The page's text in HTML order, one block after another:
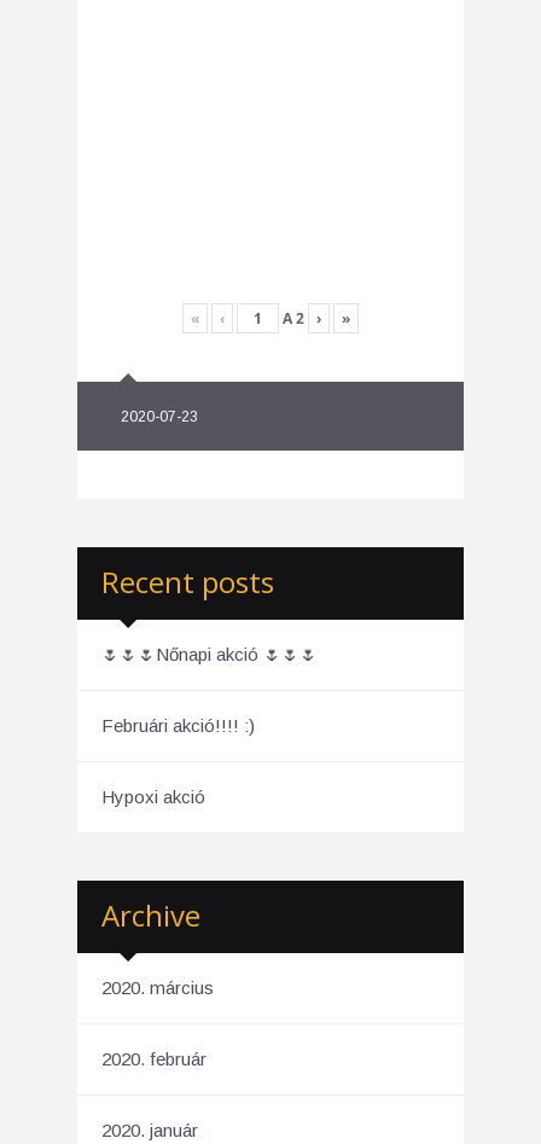
« ‹ A2 › »
2020-07-23
Recent posts
🌷🌷🌷Nőnapi akció 🌷🌷🌷
Februári akció!!!! :)
Hypoxi akció
Archive
2020. március
2020. február
2020. január